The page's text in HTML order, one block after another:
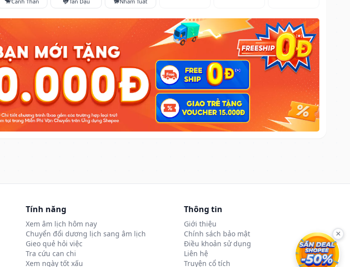
Tính năng
Xem âm lịch hôm nay
Chuyển đổi dương lịch sang âm lịch
Gieo quẻ hỏi việc
Tra cứu can chi
Xem ngày tốt xấu
Thông tin
Giới thiệu
Chính sách bảo mật
Điều khoản sử dụng
Liên hệ
Truyện cổ tích
×